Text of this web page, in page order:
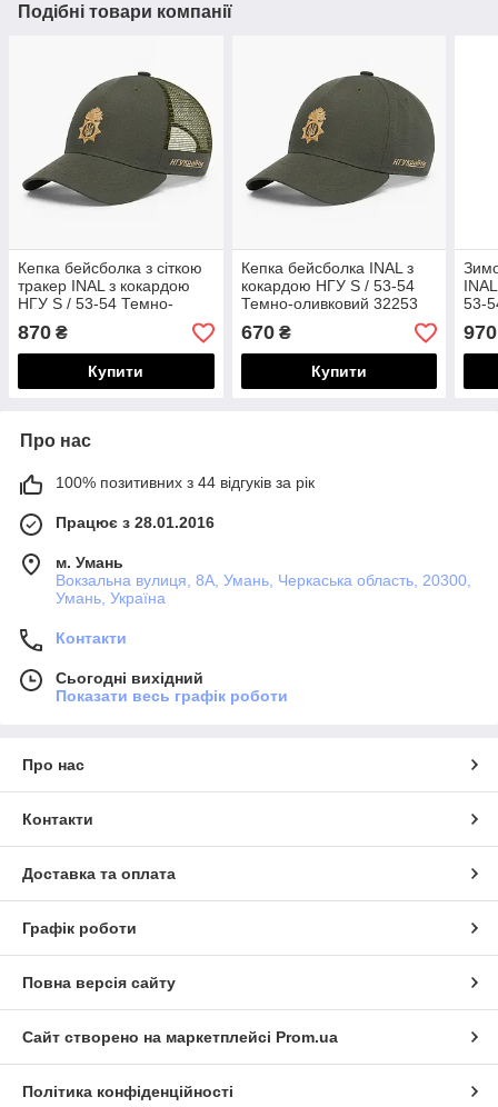
Подібні товари компанії
Кепка бейсболка з сіткою
тракер INAL з кокардою
НГУ S / 53-54 Темно-
оливковий 324353
870 ₴
Купити
Кепка бейсболка INAL з
кокардою НГУ S / 53-54
Темно-оливковий 32253
670₴
Купити
53-
970
Про нас
100% позитивних з 44 відгуків за рік
Працює з 28.01.2016
м. Умань
Вокзальна вулиця, 8А, Умань, Черкаська область, 20300,
Умань, Україна
Контакти
Сьогодні вихідний
Показати весь графік роботи
Про нас
Контакти
Доставка та оплата
Графік роботи
Повна версія сайту
Сайт створено на маркетплейсі Prom.ua
Політика конфіденційності